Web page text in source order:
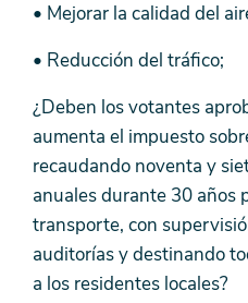
• Mejorar la calidad del
• Reducción del tráfico;
¿Deben los votantes
aumenta el impuesto
recaudando noventa y
anuales durante 30 años
transporte, con
auditorías y destinando
a los residentes locales?